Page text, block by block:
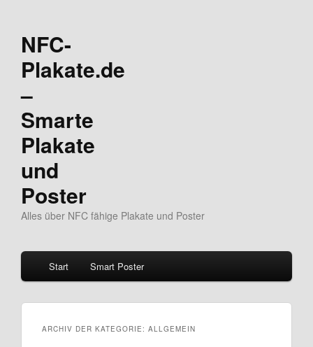
NFC-
Plakate.de
–
Smarte
Plakate
und
Poster
Alles über NFC fähige Plakate und Poster
Hauptmenü
Zum
Inhalt
Zum
sekundären
Start Smart Poster
ARCHIV DER KATEGORIE:ALLGEMEIN